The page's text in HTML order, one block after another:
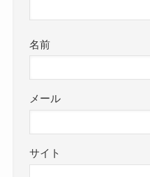
名前
メール
サイト